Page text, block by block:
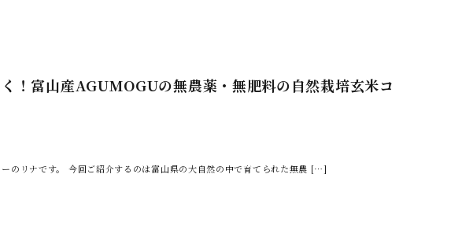
！富山産AGUMOGUの無農薬・無肥料の自然栽培玄米コ
のリナです。 今回ご紹介するのは富山県の大自然の中で育てられた無農 […]